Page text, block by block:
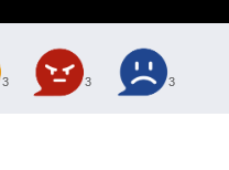
3 3 3